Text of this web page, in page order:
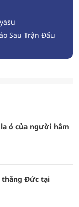
Sau Trận Đấu
ó của người hâm
thắng Đức tại